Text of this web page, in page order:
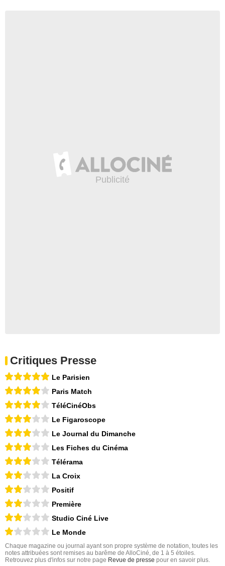
Critiques Presse
Le Parisien
Paris Match
TéléCinéObs
Le Figaroscope
Le Journal du Dimanche
Les Fiches du Cinéma
Télérama
La Croix
Positif
Première
Studio Ciné Live
Le Monde
Chaque magazine ou journal ayant son propre système de notation, toutes les
notes attribuées sont remises au barême de AlloCiné, de 1 à 5 étoiles.
Retrouvez plus d'infos sur notre page Revue de presse pour en savoir plus.